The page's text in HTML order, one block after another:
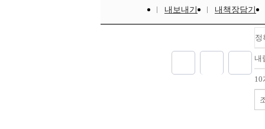
내보내기 내책장담기
정
내
10